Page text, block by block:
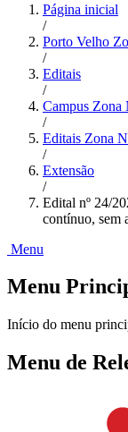
Página inicial
/
Porto Velho
/
Editais
/
Campus Zona
/
Editais Zona
/
Extensão
/
Edital nº 24/
contínuo, sem
Menu
Menu
Início do menu
Menu de